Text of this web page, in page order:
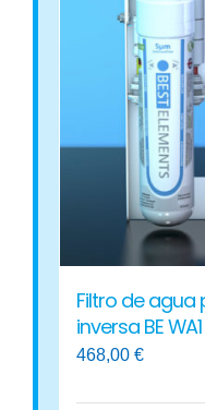
Filtro de
inversa BE
468,00€